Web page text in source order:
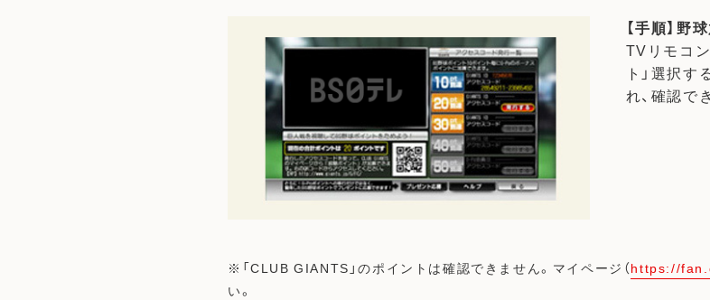
【手順】野
TVリモコ
ト」選択
れ、確認で
※「CLUB GIANTS」のポイントは確認できません。マイページ（https://
い。